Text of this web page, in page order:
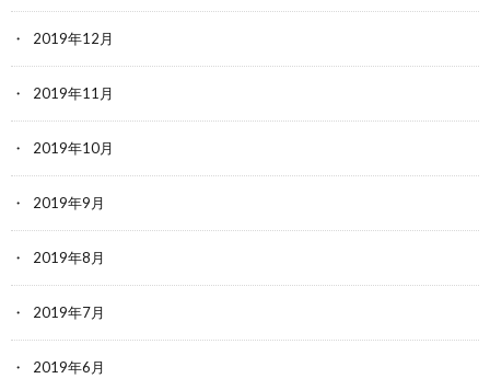
2019年12月
2019年11月
2019年10月
2019年9月
2019年8月
2019年7月
2019年6月